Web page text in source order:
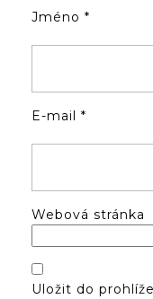
Jméno *
E-mail *
Webová stránka
Uložit do